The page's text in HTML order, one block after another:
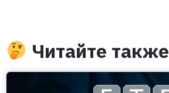
Читайте также